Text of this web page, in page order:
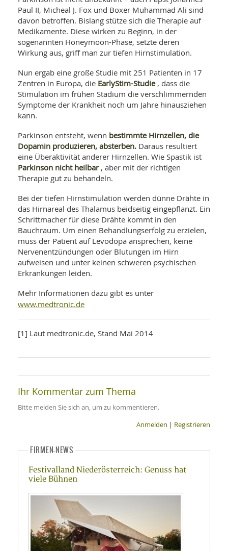
Paul II, Micheal J. Fox und Boxer Muhammad Ali sind
davon betroffen. Bislang stütze sich die Therapie auf
Medikamente. Diese wirken zu Beginn, in der
sogenannten Honeymoon-Phase, setzte deren
Wirkung aus, griff man zur tiefen Hirnstimulation.
Nun ergab eine große Studie mit 251 Patienten in 17
Zentren in Europa, die EarlyStim-Studie, dass die
Stimulation im frühen Stadium die verschlimmernden
Symptome der Krankheit noch um Jahre hinausziehen
kann.
Parkinson entsteht, wenn bestimmte Hirnzellen, die
Dopamin produzieren, absterben. Daraus resultiert
eine Überaktivität anderer Hirnzellen. Wie Spastik ist
Parkinson nicht heilbar, aber mit der richtigen
Therapie gut zu behandeln.
Bei der tiefen Hirnstimulation werden dünne Drähte in
das Hirnareal des Thalamus beidseitig eingepflanzt. Ein
Schrittmacher für diese Drähte kommt in den
Bauchraum. Um einen Behandlungserfolg zu erzielen,
muss der Patient auf Levodopa ansprechen, keine
Nervenentzündungen oder Blutungen im Hirn
aufweisen und unter keinen schweren psychischen
Erkrankungen leiden.
Mehr Informationen dazu gibt es unter
www.medtronic.de
[1] Laut medtronic.de, Stand Mai 2014
Ihr Kommentar zum Thema
Bitte melden Sie sich an, um zu kommentieren.
Anmelden | Registrieren
FIRMEN-NEWS
Festivalland Niederösterreich: Genuss hat
viele Bühnen